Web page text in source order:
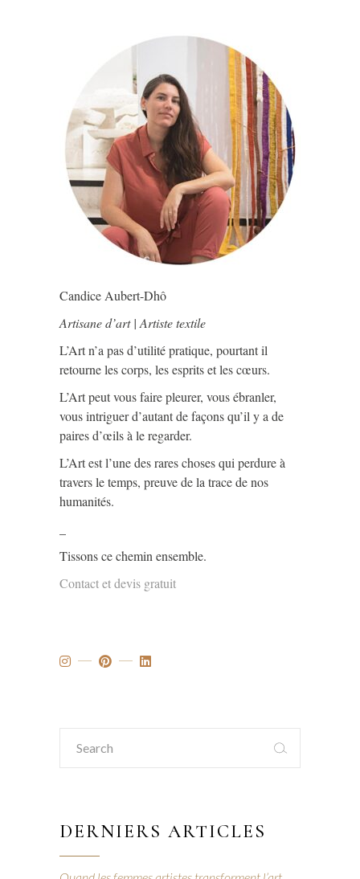
Candice Aubert-Dhô
Artisane d’art | Artiste textile
L’Art n’a pas d’utilité pratique, pourtant il
retourne les corps, les esprits et les cœurs.
L’Art peut vous faire pleurer, vous ébranler,
vous intriguer d’autant de façons qu’il y a de
paires d’œils à le regarder.
L’Art est l’une des rares choses qui perdure à
travers le temps, preuve de la trace de nos
humanités.
Tissons ce chemin ensemble.
Contact et devis gratuit
Search
for:
DERNIERS ARTICLES